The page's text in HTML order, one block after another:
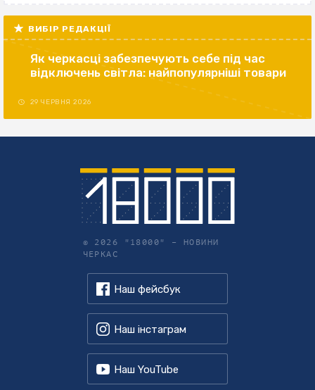
ВИБІР РЕДАКЦІЇ
Як черкасці забезпечують себе під час
відключень світла: найпопулярніші товари
29 ЧЕРВНЯ 2026
© 2026 "18000" – НОВИНИ
ЧЕРКАС
Наш фейсбук
Наш інстаграм
Наш YouTube